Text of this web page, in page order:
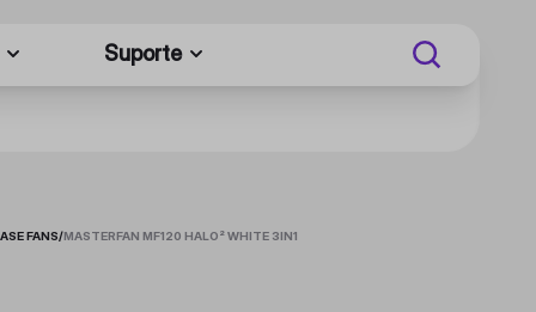
Suporte
FANS/MASTERFAN MF120 HALO² WHITE 3IN1